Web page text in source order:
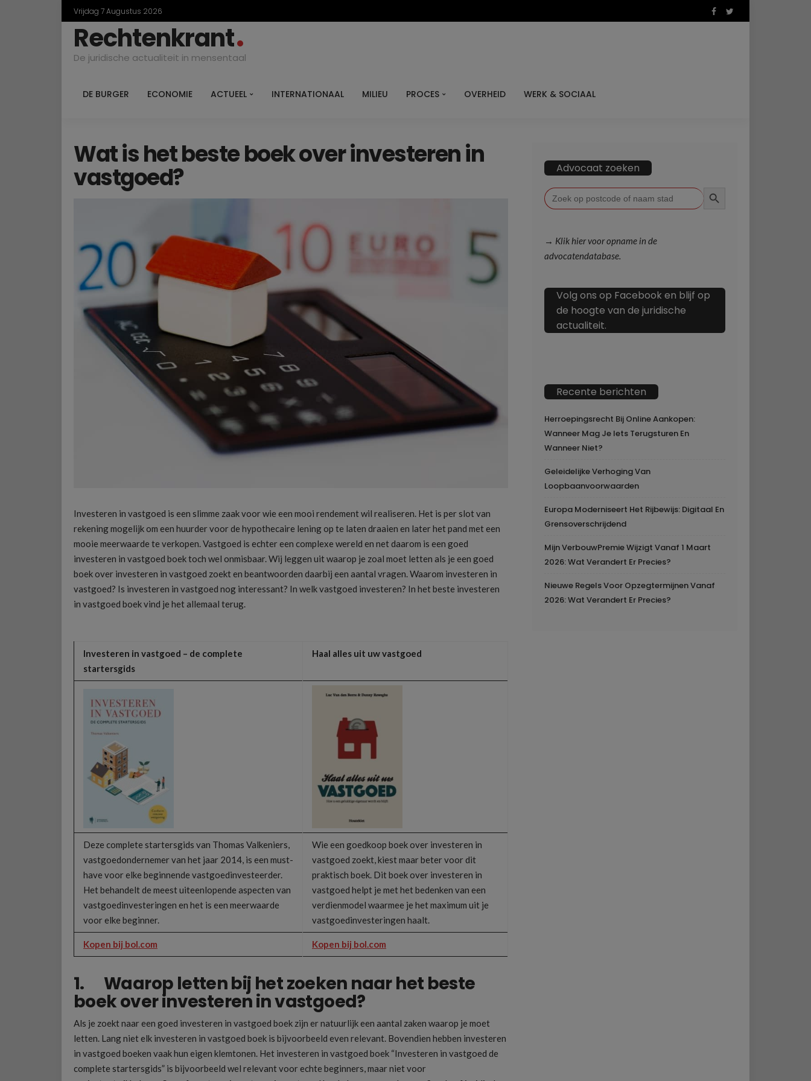
Vrijdag 7 Augustus 2026
Rechtenkrant
De juridische actualiteit in mensentaal
DE BURGER ECONOMIE ACTUEEL INTERNATIONAAL MILIEU PROCES OVERHEID WERK & SOCIAAL
Wat is het beste boek over investeren in
vastgoed?
Investeren in vastgoed is een slimme zaak voor wie een mooi rendement wil realiseren. Het is per slot van
rekening mogelijk om een huurder voor de hypothecaire lening op te laten draaien en later het pand met een
mooie meerwaarde te verkopen. Vastgoed is echter een complexe wereld en net daarom is een goed
investeren in vastgoed boek toch wel onmisbaar. Wij leggen uit waarop je zoal moet letten als je een goed
boek over investeren in vastgoed zoekt en beantwoorden daarbij een aantal vragen. Waarom investeren in
vastgoed? Is investeren in vastgoed nog interessant? In welk vastgoed investeren? In het beste investeren
in vastgoed boek vind je het allemaal terug.
Investeren in vastgoed – de complete
startersgids
Haal alles uit uw vastgoed
Deze complete startersgids van Thomas Valkeniers,
vastgoedondernemer van het jaar 2014, is een must-
have voor elke beginnende vastgoedinvesteerder.
Het behandelt de meest uiteenlopende aspecten van
vastgoedinvesteringen en het is een meerwaarde
voor elke beginner.
Wie een goedkoop boek over investeren in
vastgoed zoekt, kiest maar beter voor dit
praktisch boek. Dit boek over investeren in
vastgoed helpt je met het bedenken van een
verdienmodel waarmee je het maximum uit je
vastgoedinvesteringen haalt.
Kopen bij bol.com Kopen bij bol.com
1. Waarop letten bij het zoeken naar het beste
boek over investeren in vastgoed?
Als je zoekt naar een goed investeren in vastgoed boek zijn er natuurlijk een aantal zaken waarop je moet
letten. Lang niet elk investeren in vastgoed boek is bijvoorbeeld even relevant. Bovendien hebben investeren
in vastgoed boeken vaak hun eigen klemtonen. Het investeren in vastgoed boek “Investeren in vastgoed de
complete startersgids” is bijvoorbeeld wel relevant voor echte beginners, maar niet voor
Advocaat zoeken
Zoek
naar:
→ Klik hier voor opname in de
advocatendatabase.
Volg ons op Facebook en blijf op
de hoogte van de juridische
actualiteit.
Recente berichten
Herroepingsrecht Bij Online Aankopen:
Wanneer Mag Je Iets Terugsturen En
Wanneer Niet?
Geleidelijke Verhoging Van
Loopbaanvoorwaarden
Europa Moderniseert Het Rijbewijs: Digitaal En
Grensoverschrijdend
Mijn VerbouwPremie Wijzigt Vanaf 1 Maart
2026: Wat Verandert Er Precies?
Nieuwe Regels Voor Opzegtermijnen Vanaf
2026: Wat Verandert Er Precies?